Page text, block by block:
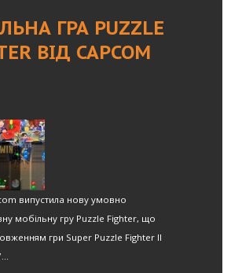
ГРА PUZZLE
ВІД CAPCOM
випустила нову умовно
мобільну гру Puzzle Fighter, що
гри Super Puzzle Fighter II